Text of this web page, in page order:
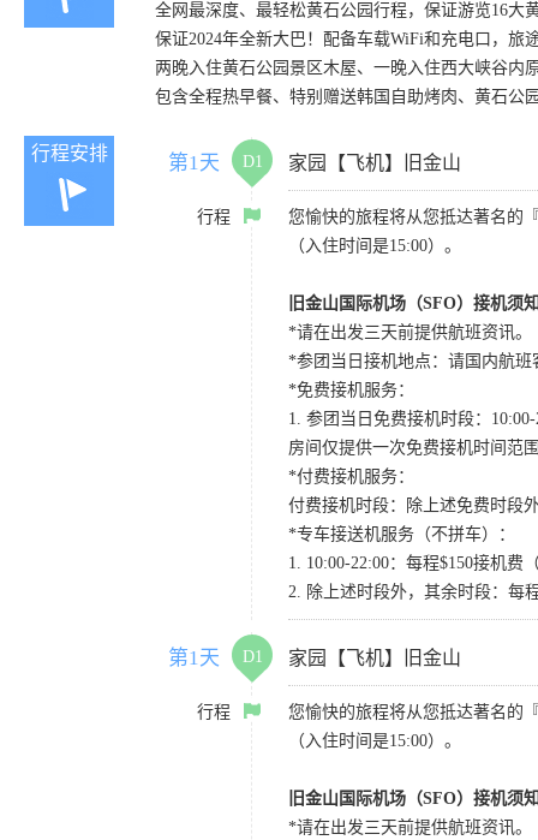
全网最深度、最轻松黄石公园行程，保证游览16大
保证2024年全新大巴！配备车载WiFi和充电口，
两晚入住黄石公园景区木屋、一晚入住西大峡谷内
包含全程热早餐、特别赠送韩国自助烤肉、黄石公
行程安排 第1天 D1 家园【飞机】旧金山
行程
您愉快的旅程将从您抵达著名的
（入住时间是15:00）。
旧金山国际机场（SFO）接机须
*请在出发三天前提供航班资讯。
*参团当日接机地点：请国内航班
*免费接机服务：
1. 参团当日免费接机时段：
房间仅提供一次免费接机时间范
*付费接机服务：
付费接机时段：除上述免费时段
*专车接送机服务（不拼车）：
1. 10:00-22:00：每程$150接机
2. 除上述时段外，其余时段：每
第1天 D1 家园【飞机】旧金山
行程
您愉快的旅程将从您抵达著名的
（入住时间是15:00）。
旧金山国际机场（SFO）接机须
*请在出发三天前提供航班资讯。